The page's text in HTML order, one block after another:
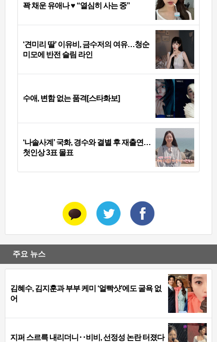
꽉 채운 유애나 ♥ “열심히 사는 중”
‘견미리 딸’ 이유비, 금수저의 여유…청순
미모에 반전 슬림 라인
수애, 변함 없는 품격[스타화보]
‘나솔사계’ 국화, 경수와 결별 후 재출연…
첫인상 3표 몰표
주요 뉴스
김혜수, 김지훈과 부부 케미 ‘얼빡샷’에도 굴욕 없
어
지퍼 스르륵 내리더니‥비비, 선정성 논란 터졌다